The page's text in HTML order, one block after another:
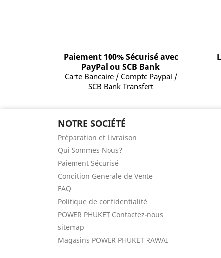
Paiement 100% Sécurisé avec
PayPal ou SCB Bank
Carte Bancaire / Compte Paypal /
SCB Bank Transfert
NOTRE SOCIÉTÉ
Préparation et Livraison
Qui Sommes Nous?
Paiement Sécurisé
Condition Generale de Vente
FAQ
Politique de confidentialité
POWER PHUKET Contactez-nous
sitemap
Magasins POWER PHUKET RAWAI